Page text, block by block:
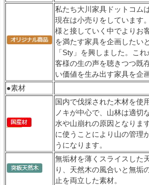
私たち大川家具ドットコム
現在は小売りをしています
様と接していく中でよりお
を満たす家具を企画したい
「Sty」を興しました。こ
客様の生の声を聴きつつ既
い価値を生み出す家具を企
●素材
国内で伐採された木材を使
ノキが中心で、山林は適切
水や山崩れの原因となりま
に使うことにより山の管理
うになります。
無垢材を薄くスライスした
り、天然木の風合いと無垢
止を両立した素材。